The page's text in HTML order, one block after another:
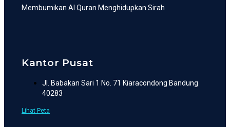
Membumikan Al Quran Menghidupkan Sirah
Kantor Pusat
Jl. Babakan Sari 1 No. 71 Kiaracondong Bandung
40283
Lihat Peta